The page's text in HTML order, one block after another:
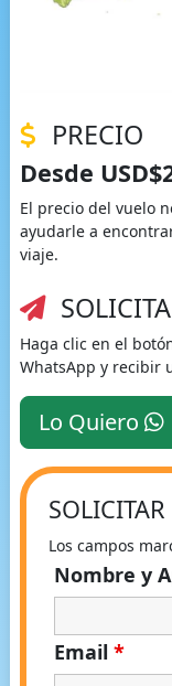
PRECIO
Desde
El precio del vuelo
ayudarle a
viaje.
Haga clic en el
WhatsApp y recibir
Lo Quiero
Los campos
Nombre y
Email *